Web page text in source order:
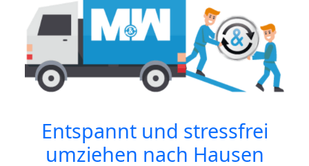
Entspannt und stressfrei
umziehen nach Hausen